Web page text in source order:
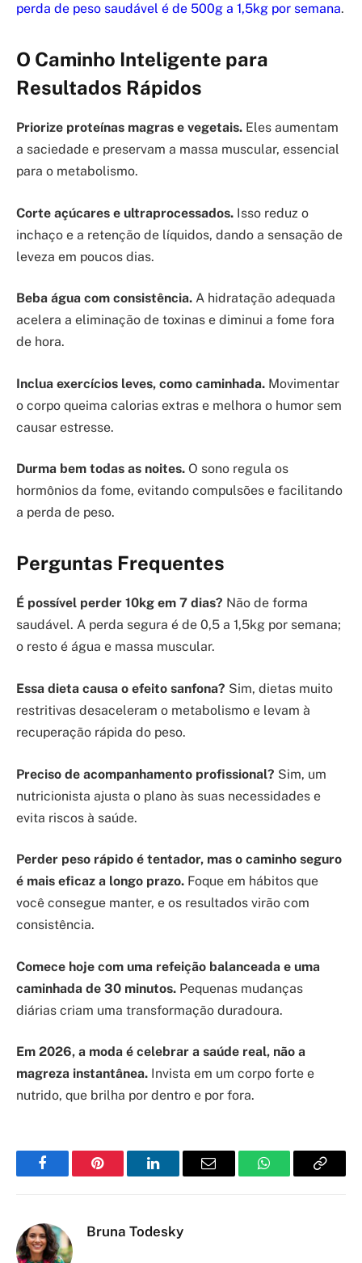
perda de peso saudável é de 500g a 1,5kg por semana.
O Caminho Inteligente para
Resultados Rápidos
Priorize proteínas magras e vegetais. Eles aumentam
a saciedade e preservam a massa muscular, essencial
para o metabolismo.
Corte açúcares e ultraprocessados. Isso reduz o
inchaço e a retenção de líquidos, dando a sensação de
leveza em poucos dias.
Beba água com consistência. A hidratação adequada
acelera a eliminação de toxinas e diminui a fome fora
de hora.
Inclua exercícios leves, como caminhada. Movimentar
o corpo queima calorias extras e melhora o humor sem
causar estresse.
Durma bem todas as noites. O sono regula os
hormônios da fome, evitando compulsões e facilitando
a perda de peso.
Perguntas Frequentes
É possível perder 10kg em 7 dias? Não de forma
saudável. A perda segura é de 0,5 a 1,5kg por semana;
o resto é água e massa muscular.
Essa dieta causa o efeito sanfona? Sim, dietas muito
restritivas desaceleram o metabolismo e levam à
recuperação rápida do peso.
Preciso de acompanhamento profissional? Sim, um
nutricionista ajusta o plano às suas necessidades e
evita riscos à saúde.
Perder peso rápido é tentador, mas o caminho seguro
é mais eficaz a longo prazo. Foque em hábitos que
você consegue manter, e os resultados virão com
consistência.
Comece hoje com uma refeição balanceada e uma
caminhada de 30 minutos. Pequenas mudanças
diárias criam uma transformação duradoura.
Em 2026, a moda é celebrar a saúde real, não a
magreza instantânea. Invista em um corpo forte e
nutrido, que brilha por dentro e por fora.
FacebookPinterest LinkedInEmail WhatsAppCopy
Bruna Todesky